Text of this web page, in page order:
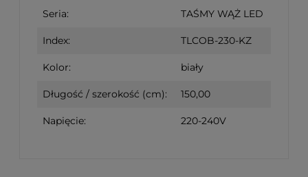
Seria: TAŚMY WĄŻ LED
Index: TLCOB-230-KZ
Kolor: biały
Długość / szerokość (cm): 150,00
Napięcie: 220-240V